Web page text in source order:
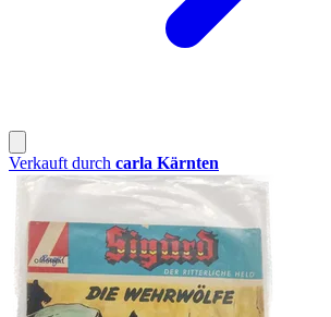
Verkauft durch carla Kärnten